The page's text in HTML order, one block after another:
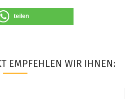
teilen
EMPFEHLEN WIR IHNEN: